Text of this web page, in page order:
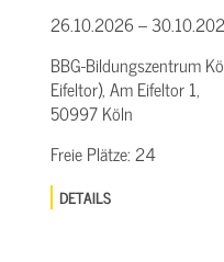
26.10.2026 –
BBG-Bildungszentrum
Eifeltor), Am Eifeltor 1,
50997 Köln
Freie Plätze:24
DETAILS